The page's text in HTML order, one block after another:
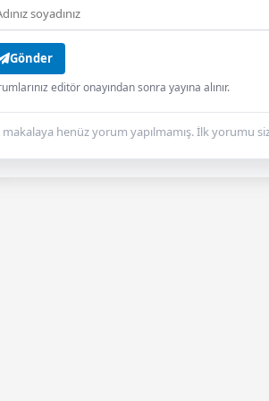
Gönder
editör onayından sonra yayına alınır.
makalaya henüz yorum yapılmamış. İlk yorumu